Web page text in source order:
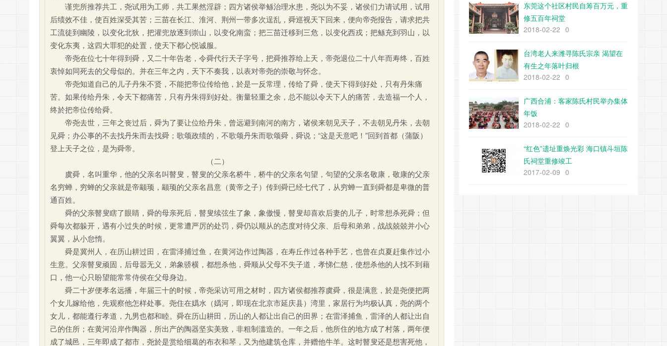
谨兜所推荐共工，尧试用为工师，共工果然淫辟；四方诸侯举鲧治理水患，尧以为不妥，诸侯们力请试用，试用
后绩效不佳，使百姓深受其苦；三苗在长江、淮河、荆州一带多次逞乱，舜巡视天下回来，便向帝尧报告，请求把共
工流徒到幽陵，以变化北狄，把灌兜放逐到崇山，以变化南蛮；把三苗迁移到三危，以变化西戎；把鲧充到羽山，以
变化东夷，这四大罪犯的处置，使天下都心悦诚服。
帝尧在位七十年得到舜，又二十年告老，令舜代行天子字号，把舜推荐给上天，帝尧退位二十八年而寿终，百姓
衷悼如同死去的父母似的。并在三年之内，天下不奏我，以表对帝尧的崇敬与怀念。
帝尧知道自己的儿子丹朱不贤，不能把帝位传给他，於是一反常理，传给了舜，使天下得到好处，只有丹朱痛
苦。如果传给丹朱，令天下都痛苦，只有丹朱得到好处。衡量轻重之余，总不能以令天下人的痛苦，去造福一个人，
终於把帝位传给舜。
帝尧去世，三年之丧过后，舜为了要让位给丹朱，曾远避到南河的南方，诸侯来朝见天子，不去朝见丹朱，去朝
见舜；办公事的不去找丹朱而去找舜；歌颂政绩的，不歌颂丹朱而歌颂舜，舜说；“这是天意吧！”回到首都（蒲阪）
登上天子之位，是为舜帝。
（二）
虞舜，名叫重华，他的父亲名叫瞽叟，瞽叟的父亲名桥牛，桥牛的父亲名句望，句望的父亲名敬康，敬康的父亲
名穷蝉，穷蝉的父亲就是帝颛顼，颛顼的父亲名昌意（黄帝之子）传到舜已经七代了，从穷蝉一直到舜都是卑微的普
通百姓。
舜的父亲瞽叟瞎了眼睛，舜的母亲死后，瞽叟续弦生了象，象傲慢，瞽叟却喜欢后妻的儿子，时常想杀死舜；但
舜每次都躲开，遇有小过失的时候，更常遭严厉的处罚，舜仍以顺从的态度对待父亲、后母和弟弟，战战兢兢并小心
翼翼，从小怠惰。
舜是冀州人，在历山耕过田，在雷泽捕过鱼，在黄河边作过陶器，在寿丘作过各种手艺，也曾在贞夏赶集作过小
生意。父亲瞽叟顽固，后母嚣无义，弟象骄横，都想杀他，舜顺从父母不失子道，孝悌仁慈，使想杀他的人找不到藉
口，他一心只盼望能常常侍侯在父母身边。
舜二十岁便孝名远播，年届三十的时候，帝尧采访可用之材时，四方诸侯都推荐虞舜，很是满意，於是尧便把两
个女儿嫁给他，先观察他怎样处事。尧住在嬀水（嬀河，即现在北京市延庆县）湾里，家居行为均极认真，尧的两个
女儿，都能遵行孝道，九男也都和睦。舜在历山耕田，历山的人都让出自己的田界；在雷泽捕鱼，雷泽的人都让出自
己的住所；在黄河沿岸作陶器，所出产的陶器坚实美致，非粗制滥造的。一年之后，他所住的地方成了村落，两年便
成了城邑，三年即成了都市，尧於是赏给细葛的布衣和琴，又为他建筑仓库，并赠他牛羊。这时瞽叟还是想害死他，
东莞这个社区村民自筹百万元，重
修五百年祠堂
2018-02-22 0
台湾老人来潍寻陈氏宗亲 渴望在
有生之年落叶归根
2018-02-22 0
广西合浦：客家陈氏村民举办集体
年饭
2018-02-22 0
“红色”遗址重焕光彩 海口镇斗垣陈
氏祠堂重修竣工
2017-02-09 0